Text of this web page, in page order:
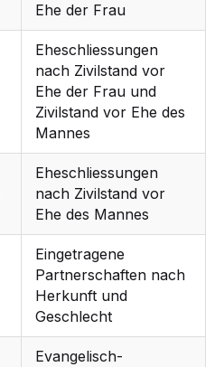
Ehe der Frau
Eheschliessungen
nach Zivilstand vor
Ehe der Frau und
Zivilstand vor Ehe des
Mannes
Eheschliessungen
nach Zivilstand vor
Ehe des Mannes
Eingetragene
Partnerschaften nach
Herkunft und
Geschlecht
Evangelisch-